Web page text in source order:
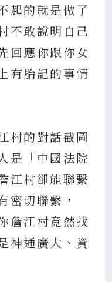
起的就是做了
不敢說明自己
回應你跟你女
有胎記的事情
村的對話截圖
是「中國法院
江村卻能聯繫
密切聯繫，
詹江村竟然找
神通廣大、資